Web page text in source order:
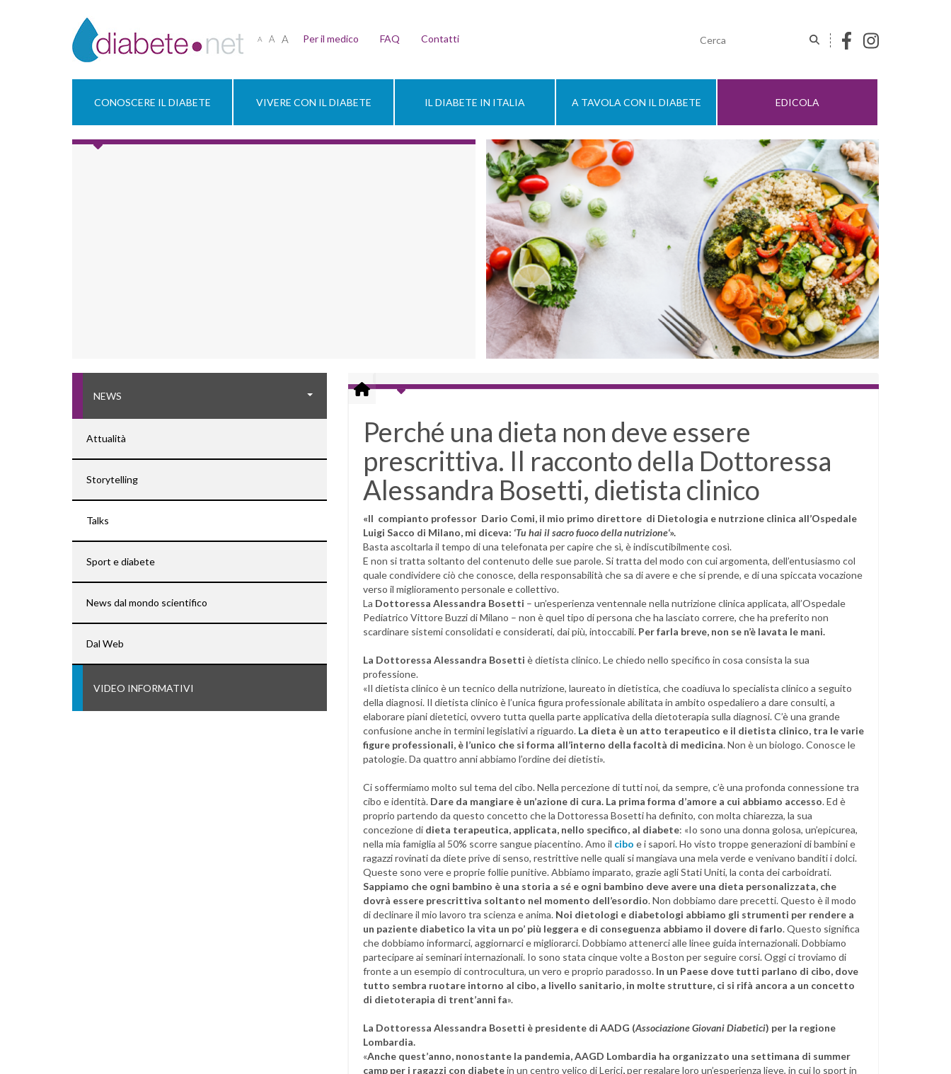
A A A Per il medico FAQ Contatti
CONOSCERE IL DIABETE VIVERE CON IL DIABETE IL DIABETE IN ITALIA A TAVOLA CON IL DIABETE EDICOLA
NEWS
Attualità
Storytelling
Talks
Sport e diabete
News dal mondo scientifico
Dal Web
VIDEO INFORMATIVI
Perché una dieta non deve essere
prescrittiva. Il racconto della Dottoressa
Alessandra Bosetti, dietista clinico
«Il compianto professor Dario Comi, il mio primo direttore di Dietologia e nutrzione clinica all’Ospedale
Luigi Sacco di Milano, mi diceva: ‘Tu hai il sacro fuoco della nutrizione‘».
Basta ascoltarla il tempo di una telefonata per capire che sì, è indiscutibilmente così.
E non si tratta soltanto del contenuto delle sue parole. Si tratta del modo con cui argomenta, dell’entusiasmo col
quale condividere ciò che conosce, della responsabilità che sa di avere e che si prende, e di una spiccata vocazione
verso il miglioramento personale e collettivo.
La Dottoressa Alessandra Bosetti – un’esperienza ventennale nella nutrizione clinica applicata, all’Ospedale
Pediatrico Vittore Buzzi di Milano – non è quel tipo di persona che ha lasciato correre, che ha preferito non
scardinare sistemi consolidati e considerati, dai più, intoccabili. Per farla breve, non se n’è lavata le mani.
La Dottoressa Alessandra Bosetti è dietista clinico. Le chiedo nello specifico in cosa consista la sua
professione.
«Il dietista clinico è un tecnico della nutrizione, laureato in dietistica, che coadiuva lo specialista clinico a seguito
della diagnosi. Il dietista clinico è l’unica figura professionale abilitata in ambito ospedaliero a dare consulti, a
elaborare piani dietetici, ovvero tutta quella parte applicativa della dietoterapia sulla diagnosi. C’è una grande
confusione anche in termini legislativi a riguardo. La dieta è un atto terapeutico e il dietista clinico, tra le varie
figure professionali, è l’unico che si forma all’interno della facoltà di medicina. Non è un biologo. Conosce le
patologie. Da quattro anni abbiamo l’ordine dei dietisti».
Ci soffermiamo molto sul tema del cibo. Nella percezione di tutti noi, da sempre, c’è una profonda connessione tra
cibo e identità. Dare da mangiare è un’azione di cura. La prima forma d’amore a cui abbiamo accesso. Ed è
proprio partendo da questo concetto che la Dottoressa Bosetti ha definito, con molta chiarezza, la sua
concezione di dieta terapeutica, applicata, nello specifico, al diabete: «Io sono una donna golosa, un’epicurea,
nella mia famiglia al 50% scorre sangue piacentino. Amo il cibo e i sapori. Ho visto troppe generazioni di bambini e
ragazzi rovinati da diete prive di senso, restrittive nelle quali si mangiava una mela verde e venivano banditi i dolci.
Queste sono vere e proprie follie punitive. Abbiamo imparato, grazie agli Stati Uniti, la conta dei carboidrati.
Sappiamo che ogni bambino è una storia a sé e ogni bambino deve avere una dieta personalizzata, che
dovrà essere prescrittiva soltanto nel momento dell’esordio. Non dobbiamo dare precetti. Questo è il modo
di declinare il mio lavoro tra scienza e anima. Noi dietologi e diabetologi abbiamo gli strumenti per rendere a
un paziente diabetico la vita un po’ più leggera e di conseguenza abbiamo il dovere di farlo. Questo significa
che dobbiamo informarci, aggiornarci e migliorarci. Dobbiamo attenerci alle linee guida internazionali. Dobbiamo
partecipare ai seminari internazionali. Io sono stata cinque volte a Boston per seguire corsi. Oggi ci troviamo di
fronte a un esempio di controcultura, un vero e proprio paradosso. In un Paese dove tutti parlano di cibo, dove
tutto sembra ruotare intorno al cibo, a livello sanitario, in molte strutture, ci si rifà ancora a un concetto
di dietoterapia di trent’anni fa».
La Dottoressa Alessandra Bosetti è presidente di AADG (Associazione Giovani Diabetici) per la regione
Lombardia.
«Anche quest’anno, nonostante la pandemia, AAGD Lombardia ha organizzato una settimana di summer
camp per i ragazzi con diabetein un centro velico di Lerici,per regalare loro un’esperienza lieve, in cui lo sport in